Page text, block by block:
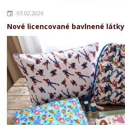
03.02.2026
Nové licencované bavlnené látky